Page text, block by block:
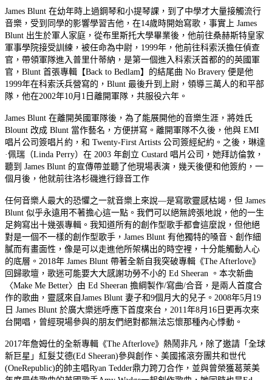
James Blunt 在幼年時上過鋼琴和小提琴課，到了中學才大量接觸流行
音樂，受到同學的影響學習吉他，在14歲時開始寫歌，事實上 James
Blunt 出生於軍人家庭，從布里斯托大學畢業後，他前往桑赫斯特皇家
軍事學院接受訓練，被任命為中尉，1999年，他前往科索沃擔任偵查
官，帶領軍隊進入普里什蒂納，是第一個進入科索沃首都的的英國軍
官，Blunt 首張專輯【Back to Bedlam】的結尾曲 No Bravery 便是他
1999年在科索沃兵營寫的，Blunt 最後升到上尉，領導三萬人的和平部
隊，他在2002年10月1日離開軍隊，共服役六年。
James Blunt 在離開英國軍隊後，為了能展開他的音樂生涯，將姓氏
Blount 改成 Blunt 當作藝名，方便拼寫。離開軍隊不久後，他與 EMI
唱片公司簽唱片約，和 Twenty-First Artists 公司簽經紀約。之後，琳達
·佩瑞（Linda Perry）在 2003 年創立 Custard 唱片公司，她拜訪倫敦，
聽到 James Blunt 的宣傳帶並聽了他現場表演，幾天後便和他簽約，一
個月後，他就前往洛杉磯進行錄音工作
任何音樂人最大的恐懼之一就音樂上來說—是寫歌靈感枯竭，但 James
Blunt 似乎永遠用不著擔心這一點。我們可以絕無誇張地說，他的一生
足夠寫出十幾張專輯。我知道所有的創作型歌手都會這麼說，但他絕
對是一個不一樣的創作型歌手，James Blunt 有他獨特的嗓音、創作細
膩而有畫面性，像是可以走進他所架構出的時空裡，十分能觸動人心
的底層。2018年 James Blunt 帶著全新自我突破專輯《The Afterlove》
回歸歌壇，歌迷可能要大大感謝功勞不小的 Ed Sheeran 。本次新曲
〈Make Me Better〉由 Ed Sheeran 擔綱製作/寫曲/合音，是兩人首度合
作的歌曲，靈感來自James Blunt 妻子和9個月大的兒子。2008年5月19
日 James Blunt 於廣大樂迷呼應下首度來台，2011年8月16日更再次來
台開唱，曾經現場參與的朋友們絕對都無法忘懷那種內心悸動。
2017年詹姆仕的全新專輯《The Afterlove》熱鬧非凡，除了邀請「全球
新巨星」紅髮艾德(Ed Sheeran)參與創作、美國搖滾夯團共和世代
(OneRepublic)的帥主唱Ryan Tedder鼎力跨刀合作，並與曾榮獲葛萊美